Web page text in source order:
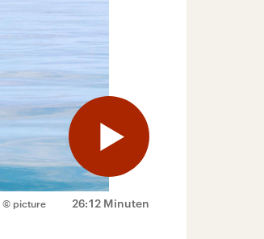
26:12 Minuten
© picture